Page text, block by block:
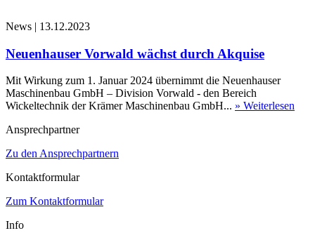
News | 13.12.2023
Neuenhauser Vorwald wächst durch Akquise
Mit Wirkung zum 1. Januar 2024 übernimmt die Neuenhauser
Maschinenbau GmbH – Division Vorwald - den Bereich
Wickeltechnik der Krämer Maschinenbau GmbH... » Weiterlesen
Ansprechpartner
Zu den Ansprechpartnern
Kontaktformular
Zum Kontaktformular
Info